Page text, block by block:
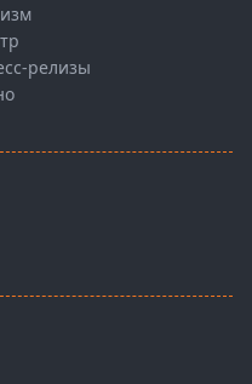
релизы